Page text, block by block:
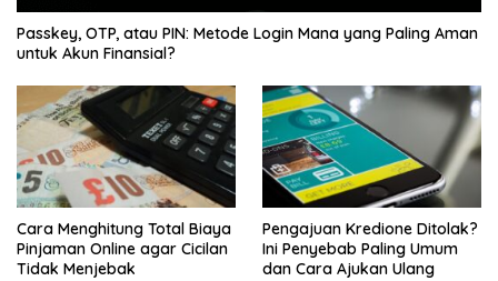
Passkey, OTP, atau PIN: Metode Login Mana yang Paling Aman
untuk Akun Finansial?
Cara Menghitung Total Biaya
Pinjaman Online agar Cicilan
Tidak Menjebak
Pengajuan Kredione Ditolak?
Ini Penyebab Paling Umum
dan Cara Ajukan Ulang